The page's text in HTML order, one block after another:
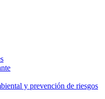
y prevención de riesgos